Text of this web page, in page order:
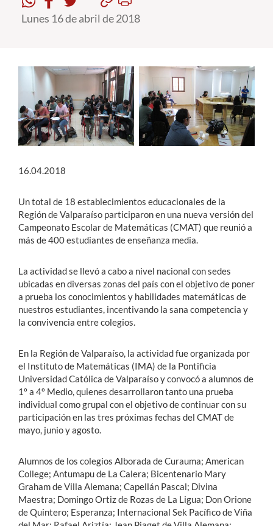
Lunes 16 de abril de 2018
16.04.2018
Un total de 18 establecimientos educacionales de la
Región de Valparaíso participaron en una nueva versión del
Campeonato Escolar de Matemáticas (CMAT) que reunió a
más de 400 estudiantes de enseñanza media.
La actividad se llevó a cabo a nivel nacional con sedes
ubicadas en diversas zonas del país con el objetivo de poner
a prueba los conocimientos y habilidades matemáticas de
nuestros estudiantes, incentivando la sana competencia y
la convivencia entre colegios.
En la Región de Valparaíso, la actividad fue organizada por
el Instituto de Matemáticas (IMA) de la Pontificia
Universidad Católica de Valparaíso y convocó a alumnos de
1º a 4º Medio, quienes desarrollaron tanto una prueba
individual como grupal con el objetivo de continuar con su
participación en las tres próximas fechas del CMAT de
mayo, junio y agosto.
Alumnos de los colegios Alborada de Curauma; American
College; Antumapu de La Calera; Bicentenario Mary
Graham de Villa Alemana; Capellán Pascal; Divina
Maestra; Domingo Ortiz de Rozas de La Ligua; Don Orione
de Quintero; Esperanza; Internacional Sek Pacífico de Viña